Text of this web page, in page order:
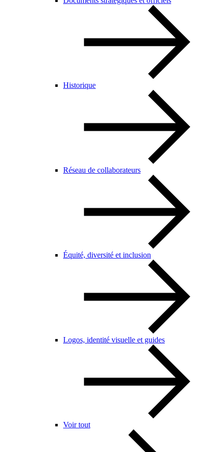
Historique
Réseau de collaborateurs
Équité, diversité et inclusion
Logos, identité visuelle et guides
Voir tout